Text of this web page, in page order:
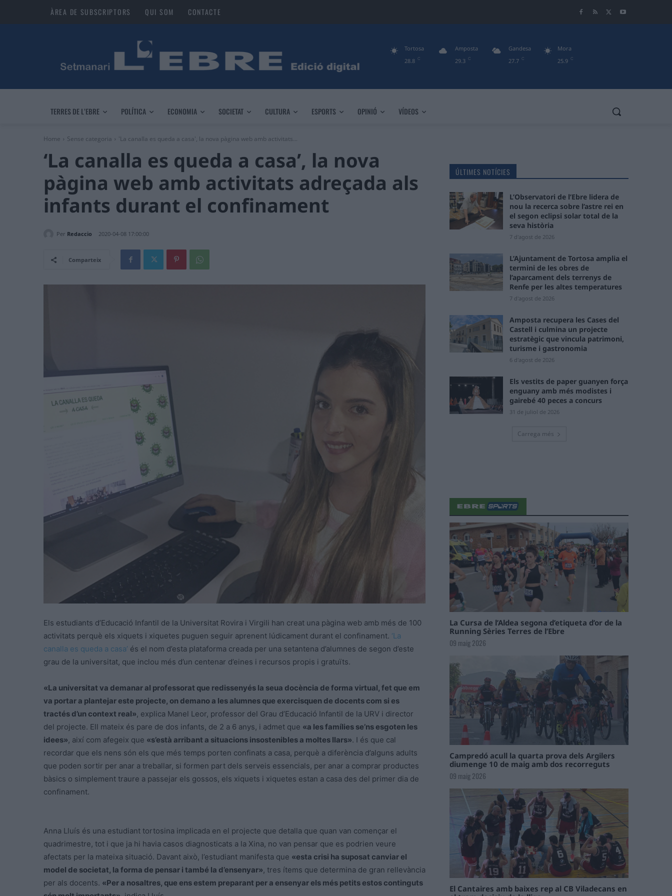
ÀREA DE SUBSCRIPTORS QUI SOM CONTACTE
28.8 C
Tortosa
29.3 C
Amposta
27.7 C
Gandesa
25.9 C
Mora
TERRES DE L’EBRE POLÍTICA ECONOMIA SOCIETAT CULTURA ESPORTS OPINIÓ VÍDEOS
Home Sense categoria 'La canalla es queda a casa', la nova pàgina web amb activitats...
‘La canalla es queda a casa’, la nova
pàgina web amb activitats adreçada als
infants durant el confinament
Per Redaccio 2020-04-08 17:00:00
Comparteix
Els estudiants d’Educació Infantil de la Universitat Rovira i Virgili han creat una pàgina web amb més de 100
activitats perquè els xiquets i xiquetes puguen seguir aprenent lúdicament durant el confinament. ‘La
canalla es queda a casa’ és el nom d’esta plataforma creada per una setantena d’alumnes de segon d’este
grau de la universitat, que inclou més d’un centenar d’eines i recursos propis i gratuïts.
«La universitat va demanar al professorat que redissenyés la seua docència de forma virtual, fet que em
va portar a plantejar este projecte, on demano a les alumnes que exercisquen de docents com si es
tractés d’un context real», explica Manel Leor, professor del Grau d’Educació Infantil de la URV i director
del projecte. Ell mateix és pare de dos infants, de 2 a 6 anys, i admet que «a les famílies se’ns esgoten les
idees», així com afegeix que «s’està arribant a situacions insostenibles a moltes llars». I és que cal
recordar que els nens són els que més temps porten confinats a casa, perquè a diferència d’alguns adults
que poden sortir per anar a treballar, si formen part dels serveis essencials, per anar a comprar productes
bàsics o simplement traure a passejar els gossos, els xiquets i xiquetes estan a casa des del primer dia de
confinament.
Anna Lluís és una estudiant tortosina implicada en el projecte que detalla que quan van començar el
quadrimestre, tot i que ja hi havia casos diagnosticats a la Xina, no van pensar que es podrien veure
afectats per la mateixa situació. Davant això, l’estudiant manifesta que «esta crisi ha suposat canviar el
model de societat, la forma de pensar i també la d’ensenyar», tres ítems que determina de gran rellevància
per als docents. «Per a nosaltres, que ens estem preparant per a ensenyar els més petits estos continguts
ÚLTIMES NOTÍCIES
L’Observatori de l’Ebre lidera de
nou la recerca sobre l’astre rei en
el segon eclipsi solar total de la
seva història
7 d'agost de 2026
L’Ajuntament de Tortosa amplia el
termini de les obres de
l’aparcament dels terrenys de
Renfe per les altes temperatures
7 d'agost de 2026
Amposta recupera les Cases del
Castell i culmina un projecte
estratègic que vincula patrimoni,
turisme i gastronomia
6 d'agost de 2026
Els vestits de paper guanyen força
enguany amb més modistes i
gairebé 40 peces a concurs
31 de juliol de 2026
Carrega més
La Cursa de l’Aldea segona d’etiqueta d’or de la
Running Sèries Terres de l’Ebre
09 maig 2026
Campredó acull la quarta prova dels Argilers
diumenge 10 de maig amb dos recorreguts
09 maig 2026
El Cantaires amb baixes rep al CB Viladecans en